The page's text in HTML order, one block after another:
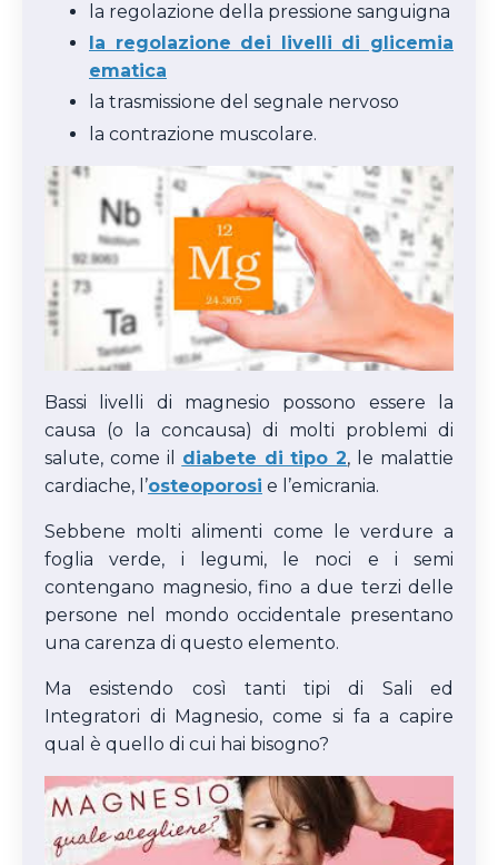
la regolazione della pressione sanguigna
la regolazione dei livelli di glicemia
ematica
la trasmissione del segnale nervoso
la contrazione muscolare.
Bassi livelli di magnesio possono essere la
causa (o la concausa) di molti problemi di
salute, come il diabete di tipo 2, le malattie
cardiache, l’osteoporosi e l’emicrania.
Sebbene molti alimenti come le verdure a
foglia verde, i legumi, le noci e i semi
contengano magnesio, fino a due terzi delle
persone nel mondo occidentale presentano
una carenza di questo elemento.
Ma esistendo così tanti tipi di Sali ed
Integratori di Magnesio, come si fa a capire
qual è quello di cui hai bisogno?